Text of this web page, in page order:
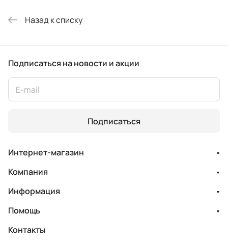
Назад к списку
Подписаться на новости и акции
Подписаться
Интернет-магазин
Компания
Информация
Помощь
Контакты